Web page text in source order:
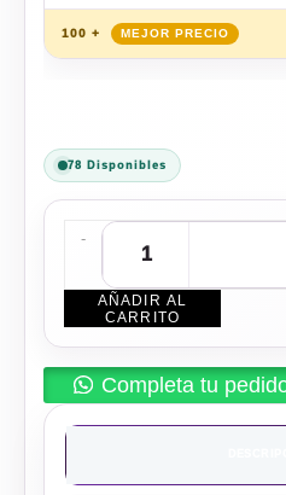
100 +
78 Disponibles
-
AÑADIR AL
CARRITO
Completa tu